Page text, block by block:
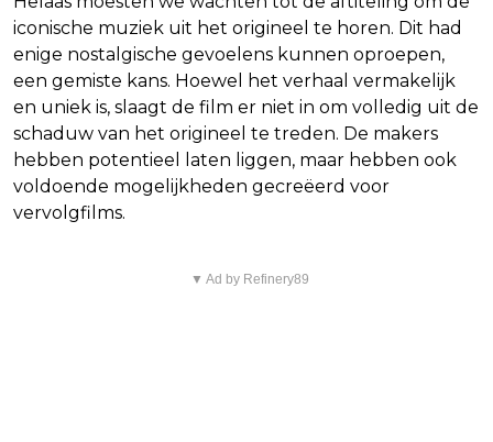
iconische muziek uit het origineel te horen. Dit had
enige nostalgische gevoelens kunnen oproepen,
een gemiste kans. Hoewel het verhaal vermakelijk
en uniek is, slaagt de film er niet in om volledig uit de
schaduw van het origineel te treden. De makers
hebben potentieel laten liggen, maar hebben ook
voldoende mogelijkheden gecreëerd voor
vervolgfilms.
▼ Ad by Refinery89